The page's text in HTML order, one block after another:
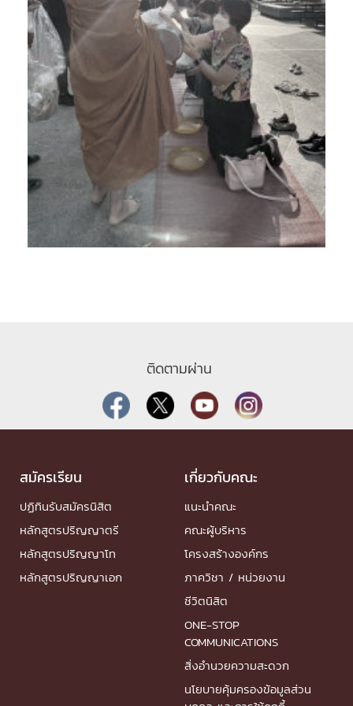
ติดตามผ่าน
สมัครเรียน
ปฏิทินรับสมัครนิสิต
หลักสูตรปริญญาตรี
หลักสูตรปริญญาโท
หลักสูตรปริญญาเอก
เกี่ยวกับคณะ
แนะนำคณะ
คณะผู้บริหาร
โครงสร้างองค์กร
ภาควิชา / หน่วยงาน
ชีวิตนิสิต
ONE-STOP
COMMUNICATIONS
สิ่งอำนวยความสะดวก
นโยบายคุ้มครองข้อมูลส่วน